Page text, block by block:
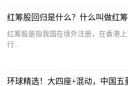
红筹股回归是什么？什么叫做红筹
红筹股是指我国在境外注册，在香港
行...
环球精选！大四座+混动，中国五